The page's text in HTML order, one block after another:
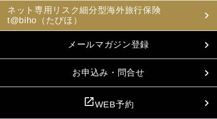
合で連絡先の方へ連絡の必要があると当社が認めた場合に
使用させていただきます。お客様は、連絡先の方の個人情
報を当社らに提供することについて連絡先の方の同意を得
るものとします。
4. お客様個人情報の収集・利用について
当社は、お客様の個人情報を収集、利用するにあたり、以
下の取扱いをしておりますことを予めご承知おき願いま
(1) 収集目的、利用範囲をパンフレット、お申込書に明示
(2) お客様の同意がない限り、収集目的以外に使用いたし
ネット専用リスク細分型海外旅行保険
t@biho（たびほ）
メールマガジン登録
お申込み・問合せ
open_in_newWEB予約